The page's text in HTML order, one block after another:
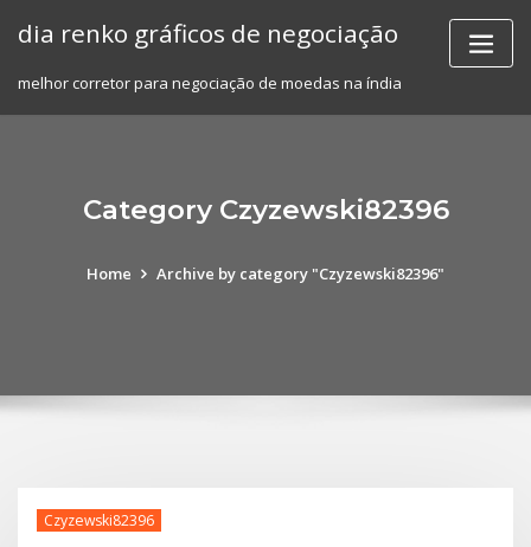
dia renko gráficos de negociação
melhor corretor para negociação de moedas na índia
Category Czyzewski82396
Home Archive by category "Czyzewski82396"
Czyzewski82396